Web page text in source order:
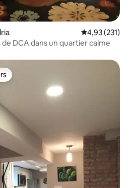
Évaluation
4,93 (231)
de DCA dans un quartier calme